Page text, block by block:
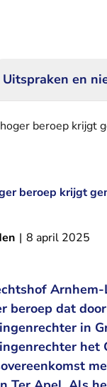
Uitspraken en
beroep krijgt
beroep krijgt
| 8 april 2025
beroep dat
in
het